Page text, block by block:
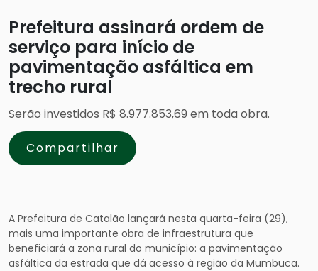
Prefeitura assinará ordem de
serviço para início de
pavimentação asfáltica em
trecho rural
Serão investidos R$ 8.977.853,69 em toda obra.
Compartilhar
A Prefeitura de Catalão lançará nesta quarta-feira (29),
mais uma importante obra de infraestrutura que
beneficiará a zona rural do município: a pavimentação
asfáltica da estrada que dá acesso à região da Mumbuca.